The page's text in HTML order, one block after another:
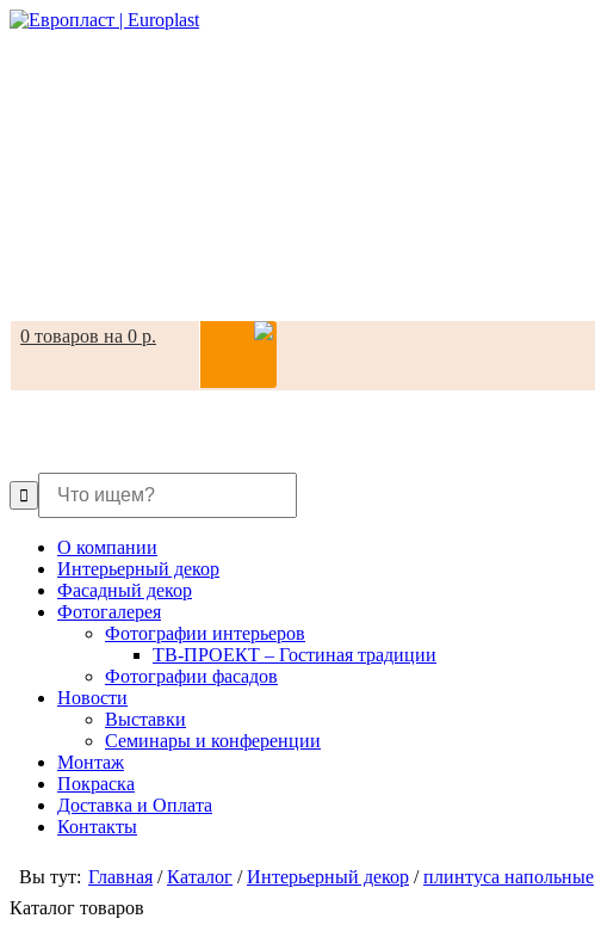
0 товаров на 0 р.
О компании
Интерьерный декор
Фасадный декор
Фотогалерея
Фотографии интерьеров
ТВ-ПРОЕКТ – Гостиная традиции
Фотографии фасадов
Новости
Выставки
Семинары и конференции
Монтаж
Покраска
Доставка и Оплата
Контакты
Вы тут: Главная / Каталог / Интерьерный декор / плинтуса напольные
Каталог товаров